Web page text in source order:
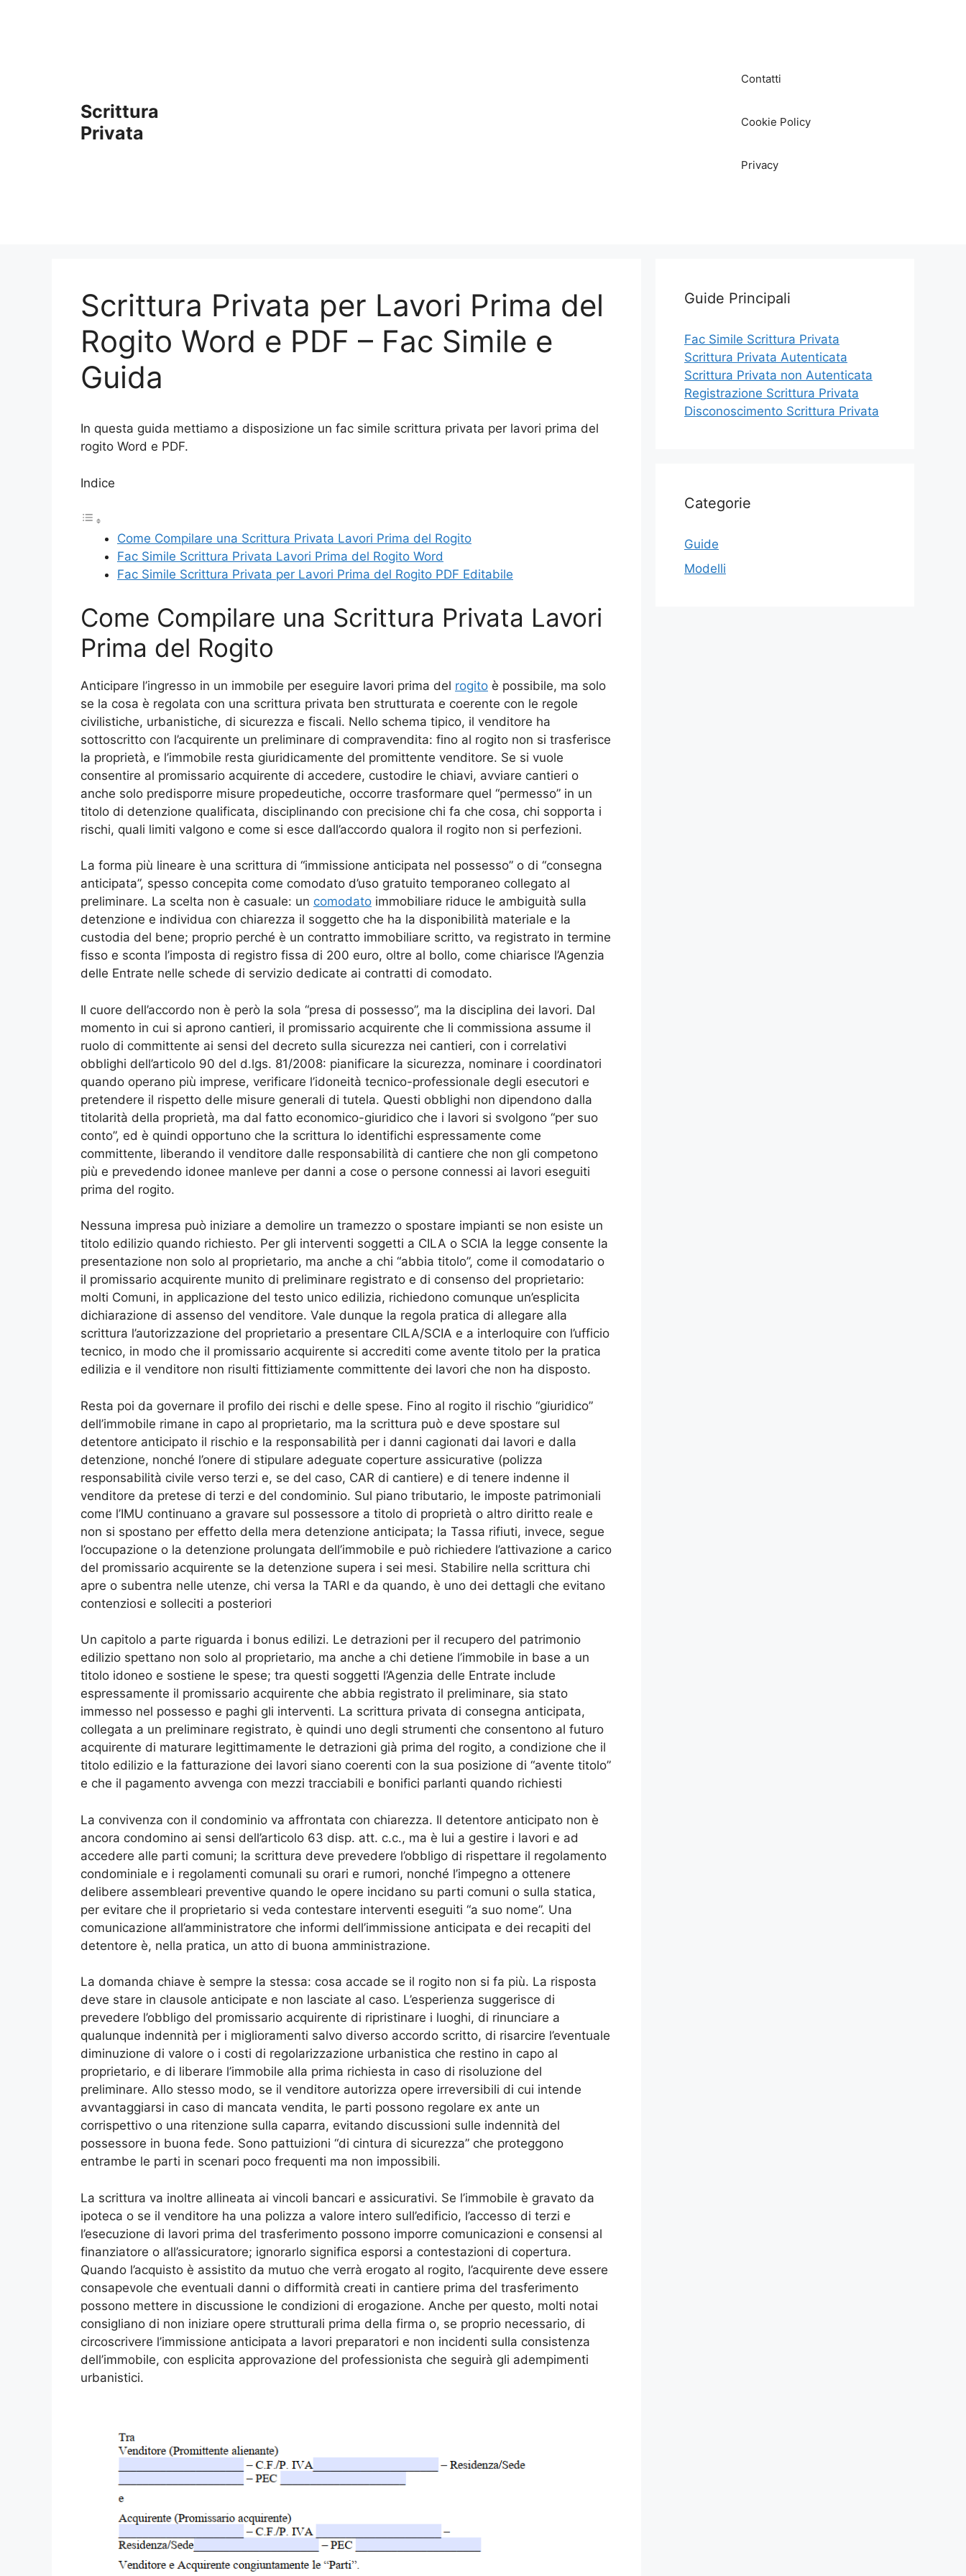
Scrittura
Privata
Contatti
Cookie Policy
Privacy
Scrittura Privata per Lavori Prima del
Rogito Word e PDF – Fac Simile e
Guida
In questa guida mettiamo a disposizione un fac simile scrittura privata per lavori prima del
rogito Word e PDF.
Indice
Come Compilare una Scrittura Privata Lavori Prima del Rogito
Fac Simile Scrittura Privata Lavori Prima del Rogito Word
Fac Simile Scrittura Privata per Lavori Prima del Rogito PDF Editabile
Come Compilare una Scrittura Privata Lavori
Prima del Rogito
Anticipare l’ingresso in un immobile per eseguire lavori prima del rogito è possibile, ma solo
se la cosa è regolata con una scrittura privata ben strutturata e coerente con le regole
civilistiche, urbanistiche, di sicurezza e fiscali. Nello schema tipico, il venditore ha
sottoscritto con l’acquirente un preliminare di compravendita: fino al rogito non si trasferisce
la proprietà, e l’immobile resta giuridicamente del promittente venditore. Se si vuole
consentire al promissario acquirente di accedere, custodire le chiavi, avviare cantieri o
anche solo predisporre misure propedeutiche, occorre trasformare quel “permesso” in un
titolo di detenzione qualificata, disciplinando con precisione chi fa che cosa, chi sopporta i
rischi, quali limiti valgono e come si esce dall’accordo qualora il rogito non si perfezioni.
La forma più lineare è una scrittura di “immissione anticipata nel possesso” o di “consegna
anticipata”, spesso concepita come comodato d’uso gratuito temporaneo collegato al
preliminare. La scelta non è casuale: un comodato immobiliare riduce le ambiguità sulla
detenzione e individua con chiarezza il soggetto che ha la disponibilità materiale e la
custodia del bene; proprio perché è un contratto immobiliare scritto, va registrato in termine
fisso e sconta l’imposta di registro fissa di 200 euro, oltre al bollo, come chiarisce l’Agenzia
delle Entrate nelle schede di servizio dedicate ai contratti di comodato.
Il cuore dell’accordo non è però la sola “presa di possesso”, ma la disciplina dei lavori. Dal
momento in cui si aprono cantieri, il promissario acquirente che li commissiona assume il
ruolo di committente ai sensi del decreto sulla sicurezza nei cantieri, con i correlativi
obblighi dell’articolo 90 del d.lgs. 81/2008: pianificare la sicurezza, nominare i coordinatori
quando operano più imprese, verificare l’idoneità tecnico-professionale degli esecutori e
pretendere il rispetto delle misure generali di tutela. Questi obblighi non dipendono dalla
titolarità della proprietà, ma dal fatto economico-giuridico che i lavori si svolgono “per suo
conto”, ed è quindi opportuno che la scrittura lo identifichi espressamente come
committente, liberando il venditore dalle responsabilità di cantiere che non gli competono
più e prevedendo idonee manleve per danni a cose o persone connessi ai lavori eseguiti
prima del rogito.
Nessuna impresa può iniziare a demolire un tramezzo o spostare impianti se non esiste un
titolo edilizio quando richiesto. Per gli interventi soggetti a CILA o SCIA la legge consente la
presentazione non solo al proprietario, ma anche a chi “abbia titolo”, come il comodatario o
il promissario acquirente munito di preliminare registrato e di consenso del proprietario:
molti Comuni, in applicazione del testo unico edilizia, richiedono comunque un’esplicita
dichiarazione di assenso del venditore. Vale dunque la regola pratica di allegare alla
scrittura l’autorizzazione del proprietario a presentare CILA/SCIA e a interloquire con l’ufficio
tecnico, in modo che il promissario acquirente si accrediti come avente titolo per la pratica
edilizia e il venditore non risulti fittiziamente committente dei lavori che non ha disposto.
Resta poi da governare il profilo dei rischi e delle spese. Fino al rogito il rischio “giuridico”
dell’immobile rimane in capo al proprietario, ma la scrittura può e deve spostare sul
detentore anticipato il rischio e la responsabilità per i danni cagionati dai lavori e dalla
detenzione, nonché l’onere di stipulare adeguate coperture assicurative (polizza
responsabilità civile verso terzi e, se del caso, CAR di cantiere) e di tenere indenne il
venditore da pretese di terzi e del condominio. Sul piano tributario, le imposte patrimoniali
come l’IMU continuano a gravare sul possessore a titolo di proprietà o altro diritto reale e
non si spostano per effetto della mera detenzione anticipata; la Tassa rifiuti, invece, segue
l’occupazione o la detenzione prolungata dell’immobile e può richiedere l’attivazione a carico
del promissario acquirente se la detenzione supera i sei mesi. Stabilire nella scrittura chi
apre o subentra nelle utenze, chi versa la TARI e da quando, è uno dei dettagli che evitano
contenziosi e solleciti a posteriori
Un capitolo a parte riguarda i bonus edilizi. Le detrazioni per il recupero del patrimonio
edilizio spettano non solo al proprietario, ma anche a chi detiene l’immobile in base a un
titolo idoneo e sostiene le spese; tra questi soggetti l’Agenzia delle Entrate include
espressamente il promissario acquirente che abbia registrato il preliminare, sia stato
immesso nel possesso e paghi gli interventi. La scrittura privata di consegna anticipata,
collegata a un preliminare registrato, è quindi uno degli strumenti che consentono al futuro
acquirente di maturare legittimamente le detrazioni già prima del rogito, a condizione che il
titolo edilizio e la fatturazione dei lavori siano coerenti con la sua posizione di “avente titolo”
e che il pagamento avvenga con mezzi tracciabili e bonifici parlanti quando richiesti
La convivenza con il condominio va affrontata con chiarezza. Il detentore anticipato non è
ancora condomino ai sensi dell’articolo 63 disp. att. c.c., ma è lui a gestire i lavori e ad
accedere alle parti comuni; la scrittura deve prevedere l’obbligo di rispettare il regolamento
condominiale e i regolamenti comunali su orari e rumori, nonché l’impegno a ottenere
delibere assembleari preventive quando le opere incidano su parti comuni o sulla statica,
per evitare che il proprietario si veda contestare interventi eseguiti “a suo nome”. Una
comunicazione all’amministratore che informi dell’immissione anticipata e dei recapiti del
detentore è, nella pratica, un atto di buona amministrazione.
La domanda chiave è sempre la stessa: cosa accade se il rogito non si fa più. La risposta
deve stare in clausole anticipate e non lasciate al caso. L’esperienza suggerisce di
prevedere l’obbligo del promissario acquirente di ripristinare i luoghi, di rinunciare a
qualunque indennità per i miglioramenti salvo diverso accordo scritto, di risarcire l’eventuale
diminuzione di valore o i costi di regolarizzazione urbanistica che restino in capo al
proprietario, e di liberare l’immobile alla prima richiesta in caso di risoluzione del
preliminare. Allo stesso modo, se il venditore autorizza opere irreversibili di cui intende
avvantaggiarsi in caso di mancata vendita, le parti possono regolare ex ante un
corrispettivo o una ritenzione sulla caparra, evitando discussioni sulle indennità del
possessore in buona fede. Sono pattuizioni “di cintura di sicurezza” che proteggono
entrambe le parti in scenari poco frequenti ma non impossibili.
La scrittura va inoltre allineata ai vincoli bancari e assicurativi. Se l’immobile è gravato da
ipoteca o se il venditore ha una polizza a valore intero sull’edificio, l’accesso di terzi e
l’esecuzione di lavori prima del trasferimento possono imporre comunicazioni e consensi al
finanziatore o all’assicuratore; ignorarlo significa esporsi a contestazioni di copertura.
Quando l’acquisto è assistito da mutuo che verrà erogato al rogito, l’acquirente deve essere
consapevole che eventuali danni o difformità creati in cantiere prima del trasferimento
possono mettere in discussione le condizioni di erogazione. Anche per questo, molti notai
consigliano di non iniziare opere strutturali prima della firma o, se proprio necessario, di
circoscrivere l’immissione anticipata a lavori preparatori e non incidenti sulla consistenza
dell’immobile, con esplicita approvazione del professionista che seguirà gli adempimenti
urbanistici.
Guide Principali
Fac Simile Scrittura Privata
Scrittura Privata Autenticata
Scrittura Privata non Autenticata
Registrazione Scrittura Privata
Disconoscimento Scrittura Privata
Categorie
Guide
Modelli